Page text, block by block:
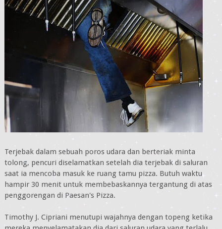
Terjebak dalam sebuah poros udara dan berteriak minta
tolong, pencuri diselamatkan setelah dia terjebak di saluran
saat ia mencoba masuk ke ruang tamu pizza. Butuh waktu
hampir 30 menit untuk membebaskannya tergantung di atas
penggorengan di Paesan's Pizza.
Timothy J. Cipriani menutupi wajahnya dengan topeng ketika